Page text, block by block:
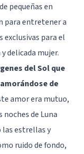
pequeñas en
para entretener a
exclusivas para el
delicada mujer.
del Sol que
de
amor era mutuo,
noches de Luna
las estrellas y
ruido de fondo,